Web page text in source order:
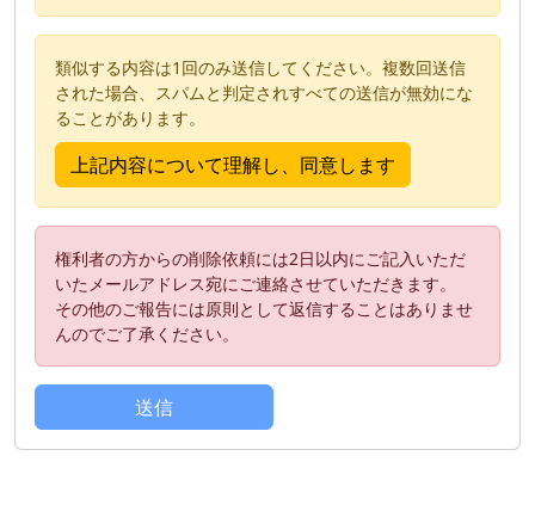
類似する内容は1回のみ送信してください。複数回送信
された場合、スパムと判定されすべての送信が無効にな
ることがあります。
権利者の方からの削除依頼には2日以内にご記入いただ
いたメールアドレス宛にご連絡させていただきます。
その他のご報告には原則として返信することはありませ
んのでご了承ください。